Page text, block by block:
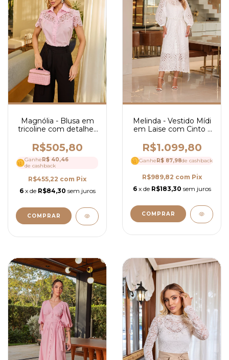
Magnólia - Blusa em
tricoline com detalhes
R$505,80
GanheR$ 40,46
de cashback
R$455,22 com Pix
6 x de R$84,30 sem juros
COMPRAR
Melinda - Vestido Mídi
em Laise com Cinto -
R$1.099,80
GanheR$ 87,98de cashback
R$989,82 com Pix
6 x de R$183,30 sem juros
COMPRAR